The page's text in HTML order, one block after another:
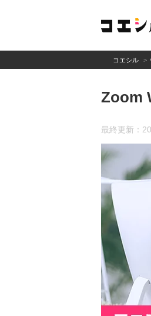
コエシル
Zoom
最終更新：